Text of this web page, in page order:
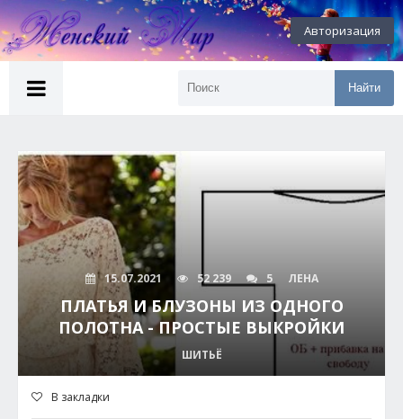
Авторизация
Найти
15.07.2021 52 239 5 ЛЕНА
ПЛАТЬЯ И БЛУЗОНЫ ИЗ ОДНОГО
ПОЛОТНА - ПРОСТЫЕ ВЫКРОЙКИ
ШИТЬЁ
В закладки